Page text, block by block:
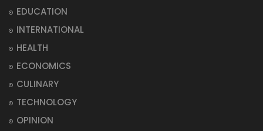
EDUCATION
INTERNATIONAL
HEALTH
ECONOMICS
CULINARY
TECHNOLOGY
OPINION